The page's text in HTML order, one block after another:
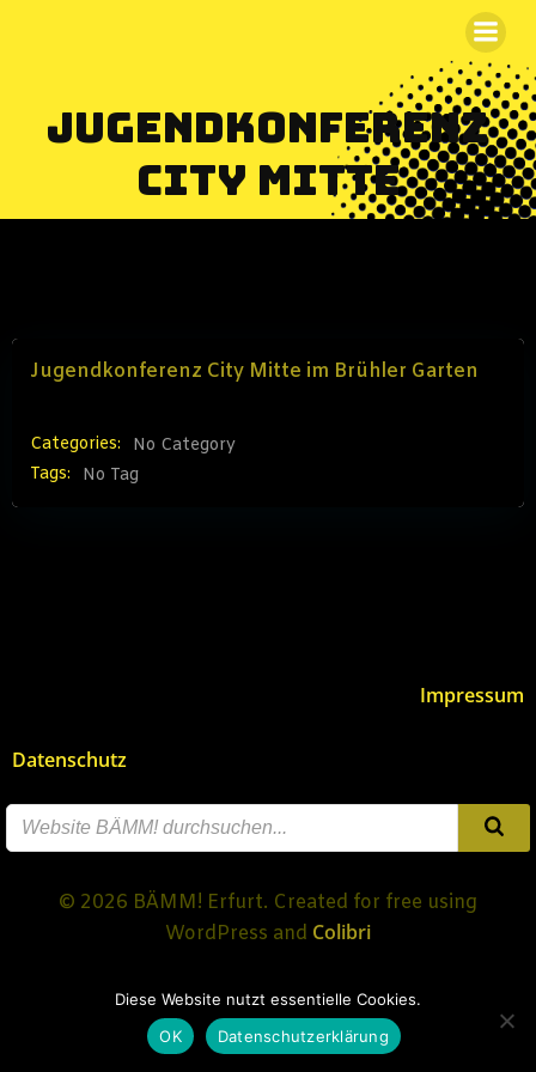
Jugendkonferenz
City Mitte
Jugendkonferenz City Mitte im Brühler Garten
Categories:
No Category
Tags:
No Tag
Impressum
Datenschutz
© 2026 BÄMM! Erfurt. Created for free using
WordPress and Colibri
Diese Website nutzt essentielle Cookies.
OK
Datenschutzerklärung